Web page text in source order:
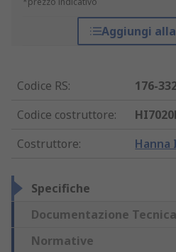
Aggiungi
Codice RS:
176-
Codice costruttore:
Costruttore:
Specifiche
Documentazione Tecnica
Normative